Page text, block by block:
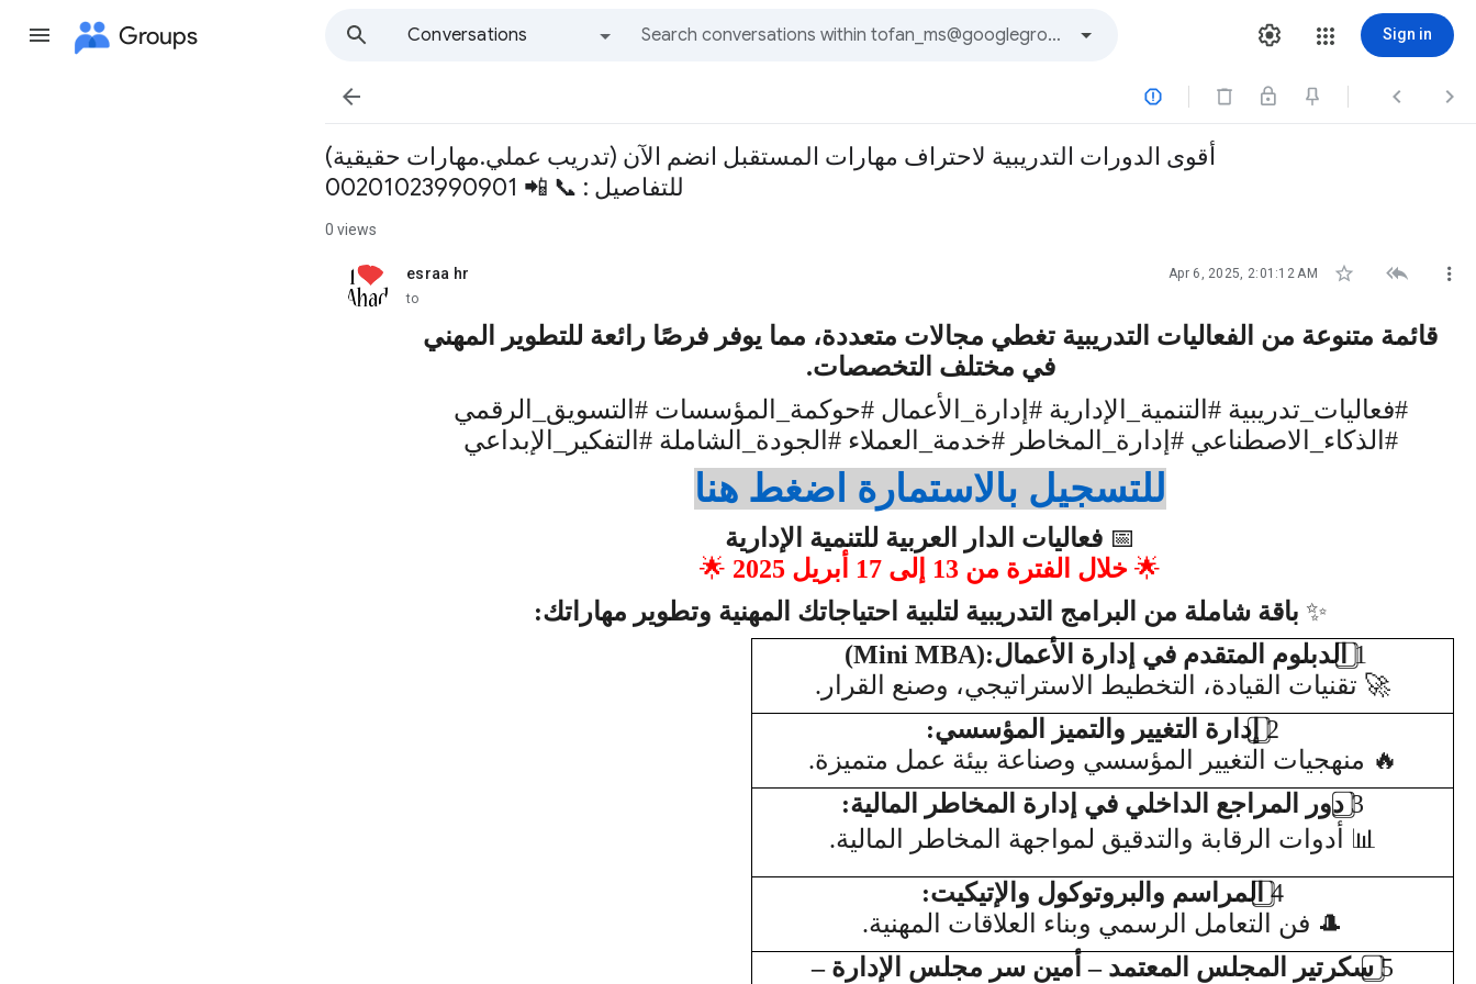
Groups
Conversations
Sign in
   
أقوى الدورات التدريبية لاحتراف مهارات المستقبل انضم الآن (تدريب عملي.مهارات حقيقية)
للتفاصيل : 📞 📲 00201023990901
0 views
esraa hr
unread, Apr 6, 2025, 2:01:12 AM   
to
قائمة متنوعة من الفعاليات التدريبية تغطي مجالات متعددة، مما يوفر فرصًا رائعة للتطوير المهني
في مختلف التخصصات.
#فعاليات_تدريبية #التنمية_الإدارية #إدارة_الأعمال #حوكمة_المؤسسات #التسويق_الرقمي
#الذكاء_الاصطناعي #إدارة_المخاطر #خدمة_العملاء #الجودة_الشاملة #التفكير_الإبداعي
للتسجيل بالاستمارة اضغط هنا
📅 فعاليات الدار العربية للتنمية الإدارية
🌟 خلال الفترة من 13 إلى 17 أبريل 2025
🌟
✨ باقة شاملة من البرامج التدريبية لتلبية احتياجاتك المهنية وتطوير مهاراتك:
1 الدبلوم المتقدم في إدارة الأعمال(Mini MBA):
🚀 تقنيات القيادة، التخطيط الاستراتيجي، وصنع القرار .
2 إدارة التغيير والتميز المؤسسي:
🔥 منهجيات التغيير المؤسسي وصناعة بيئة عمل متميزة.
3 دور المراجع الداخلي في إدارة المخاطر المالية:
📊 أدوات الرقابة والتدقيق لمواجهة المخاطر المالية.
4 المراسم والبروتوكول والإتيكيت:
🎩 فن التعامل الرسمي وبناء العلاقات المهنية.
5 سكرتير المجلس المعتمد – أمين سر مجلس الإدارة –